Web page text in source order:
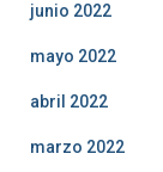
junio 2022
mayo 2022
abril 2022
marzo 2022